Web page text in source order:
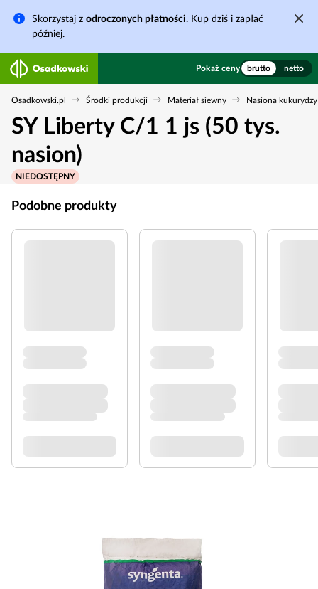
Skorzystaj z odroczonych płatności. Kup dziś i zapłać
później.
Pokaż ceny brutto netto
Osadkowski.pl Środki produkcji Materiał siewny Nasiona kukurydzy
SY Liberty C/1 1 js (50 tys.
nasion)
NIEDOSTĘPNY
Podobne produkty